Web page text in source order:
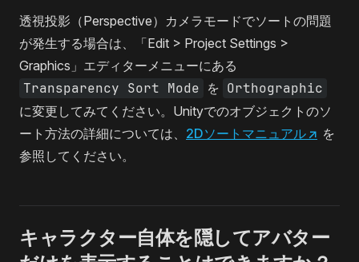
透視投影（Perspective）カメラモードでソートの問題
が発生する場合は、「Edit > Project Settings >
Graphics」エディターメニューにある
Transparency Sort Mode を Orthographic
に変更してみてください。Unityでのオブジェクトのソ
ート方法の詳細については、 2Dソートマニュアル↗ を
参照してください。
キャラクター自体を隠してアバター